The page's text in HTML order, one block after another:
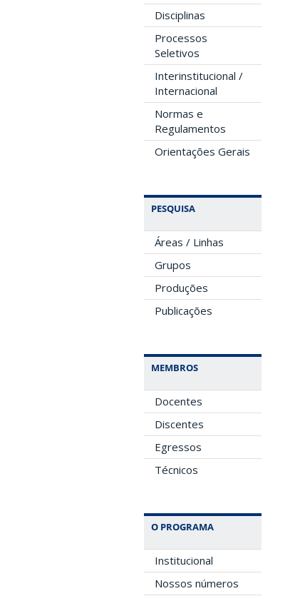
Disciplinas
Processos
Seletivos
Interinstitucional /
Internacional
Normas e
Regulamentos
Orientações Gerais
PESQUISA
Áreas / Linhas
Grupos
Produções
Publicações
MEMBROS
Docentes
Discentes
Egressos
Técnicos
O PROGRAMA
Institucional
Nossos números